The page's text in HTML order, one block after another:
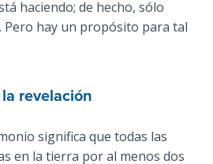
haciendo; de hecho, sólo
Pero hay un propósito para tal
revelación
significa que todas las
en la tierra por al menos dos